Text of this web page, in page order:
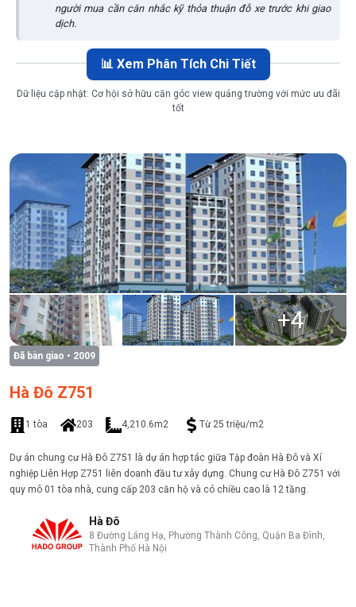
người mua cần cân nhắc kỹ thỏa thuận đỗ xe trước khi giao
dịch.
📊 Xem Phân Tích Chi Tiết
Dữ liệu cập nhật: Cơ hội sở hữu căn góc view quảng trường với mức ưu đãi
tốt
+4
Đã bàn giao • 2009
Hà Đô Z751
1 tòa 203 4,210.6m2 Từ 25 triệu/m2
Dự án chung cư Hà Đô Z751 là dự án hợp tác giữa Tập đoàn Hà Đô và Xí
nghiệp Liên Hợp Z751 liên doanh đầu tư xây dựng. Chung cư Hà Đô Z751 với
quy mô 01 tòa nhà, cung cấp 203 căn hộ và có chiều cao là 12 tầng.
Hà Đô
8 Đường Láng Hạ, Phường Thành Công, Quận Ba Đình,
Thành Phố Hà Nội